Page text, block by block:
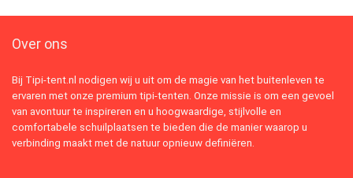
Over ons
Bij Tipi-tent.nl nodigen wij u uit om de magie van het buitenleven te
ervaren met onze premium tipi-tenten. Onze missie is om een gevoel
van avontuur te inspireren en u hoogwaardige, stijlvolle en
comfortabele schuilplaatsen te bieden die de manier waarop u
verbinding maakt met de natuur opnieuw definiëren.